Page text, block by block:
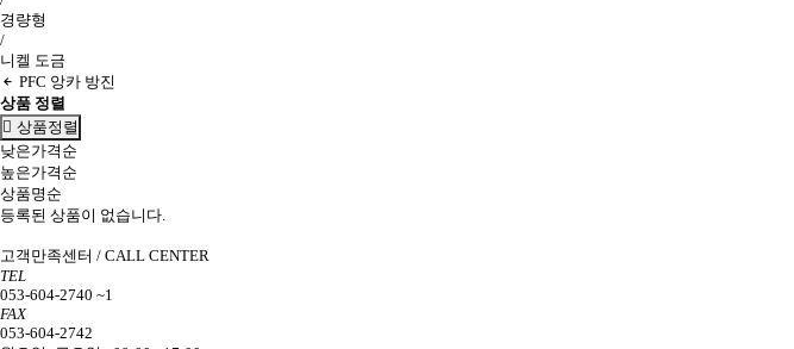
경량형
/
니켈 도금
PFC 앙카 방진
상품 정렬
상품정렬
낮은가격순
높은가격순
상품명순
등록된 상품이 없습니다.
고객만족센터 / CALL CENTER
TEL
053-604-2740 ~1
FAX
053-604-2742